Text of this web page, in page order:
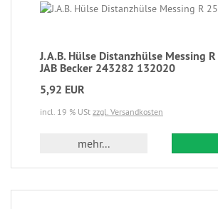
J.A.B. Hülse Distanzhülse Messing
JAB Becker 243282 132020
5,92 EUR
incl. 19 % USt zzgl. Versandkosten
mehr...